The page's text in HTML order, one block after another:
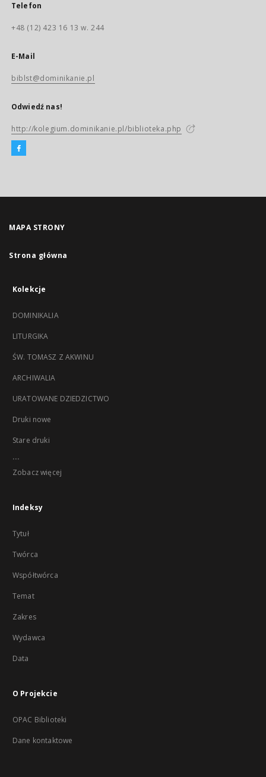
Telefon
+48 (12) 423 16 13 w. 244
E-Mail
biblst@dominikanie.pl
Odwiedź nas!
http://kolegium.dominikanie.pl/biblioteka.php
MAPA STRONY
Strona główna
Kolekcje
DOMINIKALIA
LITURGIKA
ŚW. TOMASZ Z AKWINU
ARCHIWALIA
URATOWANE DZIEDZICTWO
Druki nowe
Stare druki
...
Zobacz więcej
Indeksy
Tytuł
Twórca
Współtwórca
Temat
Zakres
Wydawca
Data
O Projekcie
OPAC Biblioteki
Dane kontaktowe